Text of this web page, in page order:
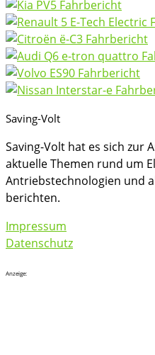
Saving-Volt
Saving-Volt hat es sich zur
aktuelle Themen rund um
Antriebstechnologien und
berichten.
Impressum
Datenschutz
Anzeige: